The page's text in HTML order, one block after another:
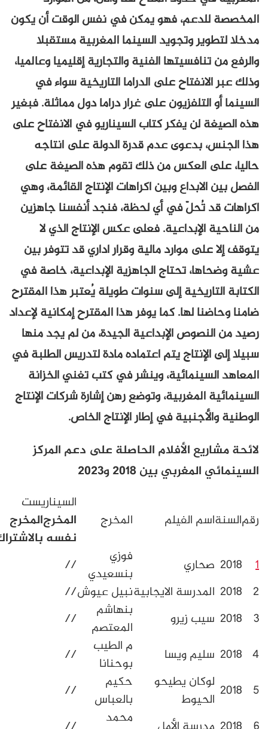
فهو يمكن في نفس الوقت أن يكون
وتجويد السينما المغربية مستقبلا
الفنية والتجارية إقليميا وعالميا،
على الدراما التاريخية سواء في
على غرار دراما دول مماثلة. فبغير
لن يفكر كتاب السيناريو في الانفتاح على
بدعوى عدم قدرة الدولة على انتاجه
العكس من ذلك تقوم هذه الصيغة على
وبين اكراهات الإنتاج القائمة، وهي
تُحلّ في أي لحظة، فنجد أنفسنا جاهزين
الإبداعية. فعلى عكس الإنتاج الذي لا
موارد مالية وقرار اداري قد تتوفر بين
تحتاج الجاهزية الإبداعية، خاصة في
إلى سنوات طويلة يُعتبر هذا المقترح
لها. كما يوفر هذا المقترح إمكانية لإعداد
الإبداعية الجيدة، من لم يجد منها
يتم اعتماده مادة لتدريس الطلبة في
وينشر في كتب تغني الخزانة
المغربية، وتوضع رهن إشارة شركات الإنتاج
في إطار الإنتاج الخاص.
الأفلام الحاصلة على دعم المركز
المغربي بين2018و 2023
الفيلم المخرج
المخرج
المخرج
بالاشتراك
سيناريست
مستقل
بنسعيدي
//
الايجابيةنبيل عيوش//
زيرو
بنهاشم
المعتصم
//
ويسا
م الطيب
بوحنانا
//
يطيحو
حكيم
بالعباس
//
محمد